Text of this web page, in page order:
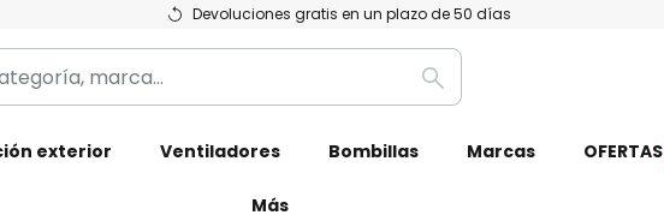
Devoluciones gratis en un plazo de 50 días
Buscar
exterior Ventiladores Bombillas Marcas OFERTAS
Más